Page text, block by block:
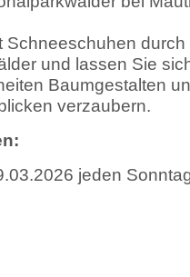
Schneeschuhen durch
und lassen Sie
Baumgestalten
verzaubern.
jeden